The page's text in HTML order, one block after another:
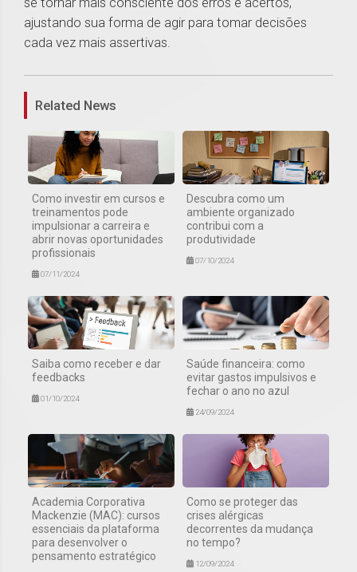
ajustando sua forma de agir para tomar decisões
cada vez mais assertivas.
Related News
Como investir em cursos e
treinamentos pode
impulsionar a carreira e
abrir novas oportunidades
profissionais
07/11/2024
Descubra como um
ambiente organizado
contribui com a
produtividade
07/10/2024
Saiba como receber e dar
feedbacks
01/10/2024
Saúde financeira: como
evitar gastos impulsivos e
fechar o ano no azul
24/09/2024
Academia Corporativa
Mackenzie (MAC): cursos
essenciais da plataforma
para desenvolver o
pensamento estratégico
Como se proteger das
crises alérgicas
decorrentes da mudança
no tempo?
12/09/2024